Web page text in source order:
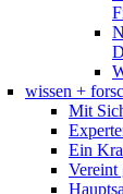
wissen +
Mit
Ein
Vereint